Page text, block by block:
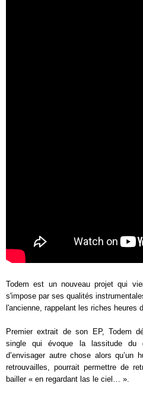
Todem est un nouveau projet qui
s'impose par ses qualités
l'ancienne, rappelant les riches heures
Premier extrait de son EP, Todem
single qui évoque la lassitude du
d’envisager autre chose alors qu’un
retrouvailles, pourrait permettre de
bailler « en regardant las le ciel… ».